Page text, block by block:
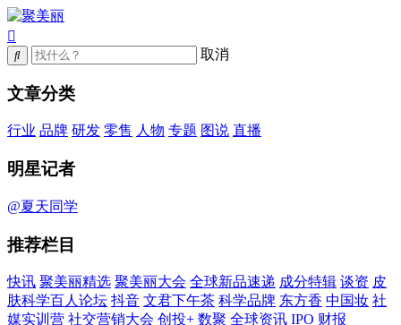
取消
文章分类
行业 品牌 研发 零售 人物 专题 图说 直播
明星记者
@夏天同学
推荐栏目
快讯 聚美丽精选 聚美丽大会 全球新品速递 成分特辑 谈资 皮
肤科学百人论坛 抖音 文君下午茶 科学品牌 东方香 中国妆 社
媒实训营 社交营销大会 创投+ 数聚 全球资讯 IPO 财报